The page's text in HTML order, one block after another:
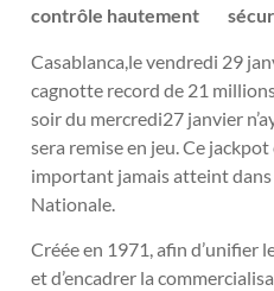
contrôle hautement
Casablanca,le vendredi 29
cagnotte record de 21
soir du mercredi27 janvier
sera remise en jeu. Ce
important jamais atteint dans
Nationale.
Créée en 1971, afin d’unifier
et d’encadrer la